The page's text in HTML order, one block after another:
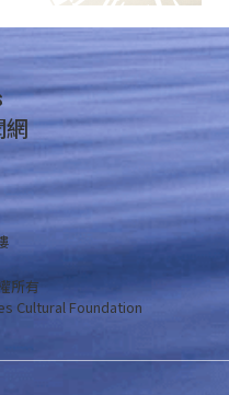
網
所有
Cultural Foundation